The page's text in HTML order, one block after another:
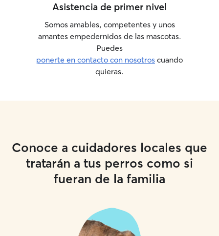
Asistencia de primer nivel
Somos amables, competentes y unos
amantes empedernidos de las mascotas.
Puedes
ponerte en contacto con nosotros cuando
quieras.
Conoce a cuidadores locales que
tratarán a tus perros como si
fueran de la familia